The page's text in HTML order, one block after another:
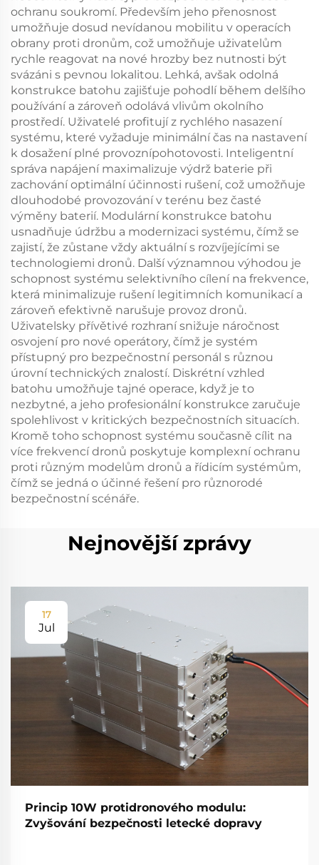
ochranu soukromí. Především jeho přenosnost
umožňuje dosud nevídanou mobilitu v operacích
obrany proti dronům, což umožňuje uživatelům
rychle reagovat na nové hrozby bez nutnosti být
svázáni s pevnou lokalitou. Lehká, avšak odolná
konstrukce batohu zajišťuje pohodlí během delšího
používání a zároveň odolává vlivům okolního
prostředí. Uživatelé profitují z rychlého nasazení
systému, které vyžaduje minimální čas na nastavení
k dosažení plné provoznípohotovosti. Inteligentní
správa napájení maximalizuje výdrž baterie při
zachování optimální účinnosti rušení, což umožňuje
dlouhodobé provozování v terénu bez časté
výměny baterií. Modulární konstrukce batohu
usnadňuje údržbu a modernizaci systému, čímž se
zajistí, že zůstane vždy aktuální s rozvíjejícími se
technologiemi dronů. Další významnou výhodou je
schopnost systému selektivního cílení na frekvence,
která minimalizuje rušení legitimních komunikací a
zároveň efektivně narušuje provoz dronů.
Uživatelsky přívětivé rozhraní snižuje náročnost
osvojení pro nové operátory, čímž je systém
přístupný pro bezpečnostní personál s různou
úrovní technických znalostí. Diskrétní vzhled
batohu umožňuje tajné operace, když je to
nezbytné, a jeho profesionální konstrukce zaručuje
spolehlivost v kritických bezpečnostních situacích.
Kromě toho schopnost systému současně cílit na
více frekvencí dronů poskytuje komplexní ochranu
proti různým modelům dronů a řídicím systémům,
čímž se jedná o účinné řešení pro různorodé
bezpečnostní scénáře.
Nejnovější zprávy
17
Jul
Princip 10W protidronového modulu:
Zvyšování bezpečnosti letecké dopravy